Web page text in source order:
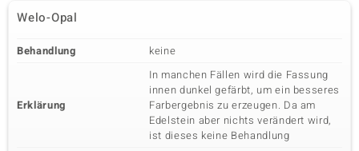
Welo-Opal
Behandlung keine
Erklärung
In manchen Fällen wird die Fassung
innen dunkel gefärbt, um ein besseres
Farbergebnis zu erzeugen. Da am
Edelstein aber nichts verändert wird,
ist dieses keine Behandlung